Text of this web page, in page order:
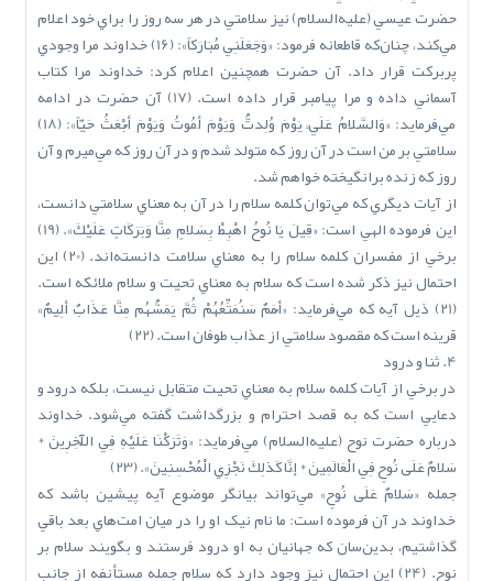
حضرت عيسي (عليه‌السلام) نيز سلامتي در هر سه روز را براي خود اعلام
مي‌کند، چنان‌که قاطعانه فرمود: «وَجَعَلَنِي مُبَارَكاً»: (16) خداوند مرا وجودي
پربرکت قرار داد. آن حضرت همچنين اعلام کرد: خداوند مرا کتاب
آسماني داده و مرا پيامبر قرار داده است. (17) آن حضرت در ادامه
مي‌فرمايد: «وَالسَّلاَمُ عَلَيَّ يَوْمَ وُلِدتُّ وَيَوْمَ أَمُوتُ وَيَوْمَ أُبْعَثُ حَيّاً»: (18)
سلامتي بر من است در آن روز که متولد شدم و در آن روز که مي‌ميرم و آن
روز که زنده برانگيخته خواهم شد.
از آيات ديگري که مي‌توان کلمه سلام را در آن به معناي سلامتي دانست،
اين فرموده الهي است: «قِيلَ يَا نُوحُ اهْبِطْ بِسَلاَمٍ مِنَّا وَبَرَكَاتٍ عَلَيْكَ». (19)
برخي از مفسران کلمه سلام را به معناي سلامت دانسته‌اند. (20) اين
احتمال نيز ذکر شده است که سلام به معناي تحيت و سلام ملائکه است.
(21) ذيل آيه که مي‌فرمايد: «أُمَمٌ سَنُمَتِّعُهُمْ ثُمَّ يَمَسُّهُم مِنَّا عَذَابٌ أَلِيمٌ»
قرينه است که مقصود سلامتي از عذاب طوفان است. (22)
4. ثنا و درود
در برخي از آيات کلمه سلام به معناي تحيت متقابل نيست، بلکه درود و
دعايي است که به قصد احترام و بزرگداشت گفته مي‌شود. خداوند
درباره حضرت نوح (عليه‌السلام) مي‌فرمايد: «وَتَرَكْنَا عَلَيْهِ فِي الْآخِرِينَ *
سَلاَمٌ عَلَى‌ نُوحٍ فِي الْعَالَمِينَ * إِنَّا كَذلِكَ نَجْزِي الْمُحْسِنِينَ». (23)
جمله «سَلاَمٌ عَلَى‌ نُوحٍ» مي‌تواند بيانگر موضوع آيه پيشين باشد که
خداوند در آن فرموده است: ما نام نيک او را در ميان امت‌هاي بعد باقي
گذاشتيم، بدين‌سان که جهانيان به او درود فرستند و بگويند سلام بر
نوح. (24) اين احتمال نيز وجود دارد که سلام جمله مستأنفه از جانب